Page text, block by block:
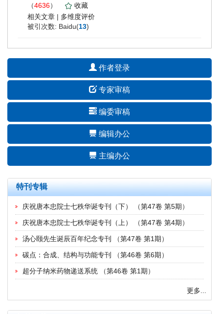
（4636）
收藏
相关文章 | 多维度评价
被引次数: Baidu(13)
作者登录
专家审稿
编委审稿
编辑办公
主编办公
特刊专辑
庆祝唐本忠院士七秩华诞专刊（下） （第47卷 第5期）
庆祝唐本忠院士七秩华诞专刊（上） （第47卷 第4期）
汤心颐先生诞辰百年纪念专刊 （第47卷 第1期）
碳点：合成、结构与功能专刊 （第46卷 第6期）
超分子纳米药物递送系统 （第46卷 第1期）
更多...